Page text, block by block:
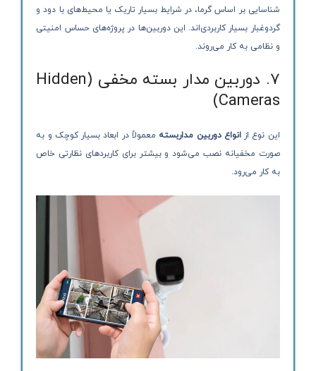
شناسایی بر اساس گرما، در شرایط بسیار تاریک یا محیط‌های با دود و
گردوغبار بسیار کاربردی‌اند. این دوربین‌ها در پروژه‌های حساس امنیتی
و نظامی به کار می‌روند.
۷. دوربین مدار بسته مخفی (Hidden
Cameras)
این نوع ازانواع دوربین مداربسته معمولاً در ابعاد بسیار کوچک و به
صورت مخفیانه نصب می‌شود و بیشتر برای کاربردهای نظارتی خاص
به کار می‌رود.